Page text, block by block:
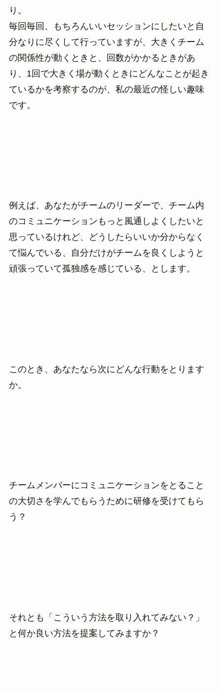
り。
毎回毎回、もちろんいいセッションにしたいと自
分なりに尽くして行っていますが、大きくチーム
の関係性が動くときと、回数がかかるときがあ
り、1回で大きく場が動くときにどんなことが起き
ているかを考察するのが、私の最近の怪しい趣味
です。
例えば、あなたがチームのリーダーで、チーム内
のコミュニケーションもっと風通しよくしたいと
思っているけれど、どうしたらいいか分からなく
て悩んでいる、自分だけがチームを良くしようと
頑張っていて孤独感を感じている、とします。
このとき、あなたなら次にどんな行動をとります
か。
チームメンバーにコミュニケーションをとること
の大切さを学んでもらうために研修を受けてもら
う？
それとも「こういう方法を取り入れてみない？」
と何か良い方法を提案してみますか？